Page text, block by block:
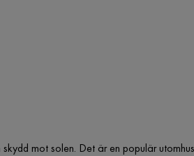
mot solen. Det är en populär